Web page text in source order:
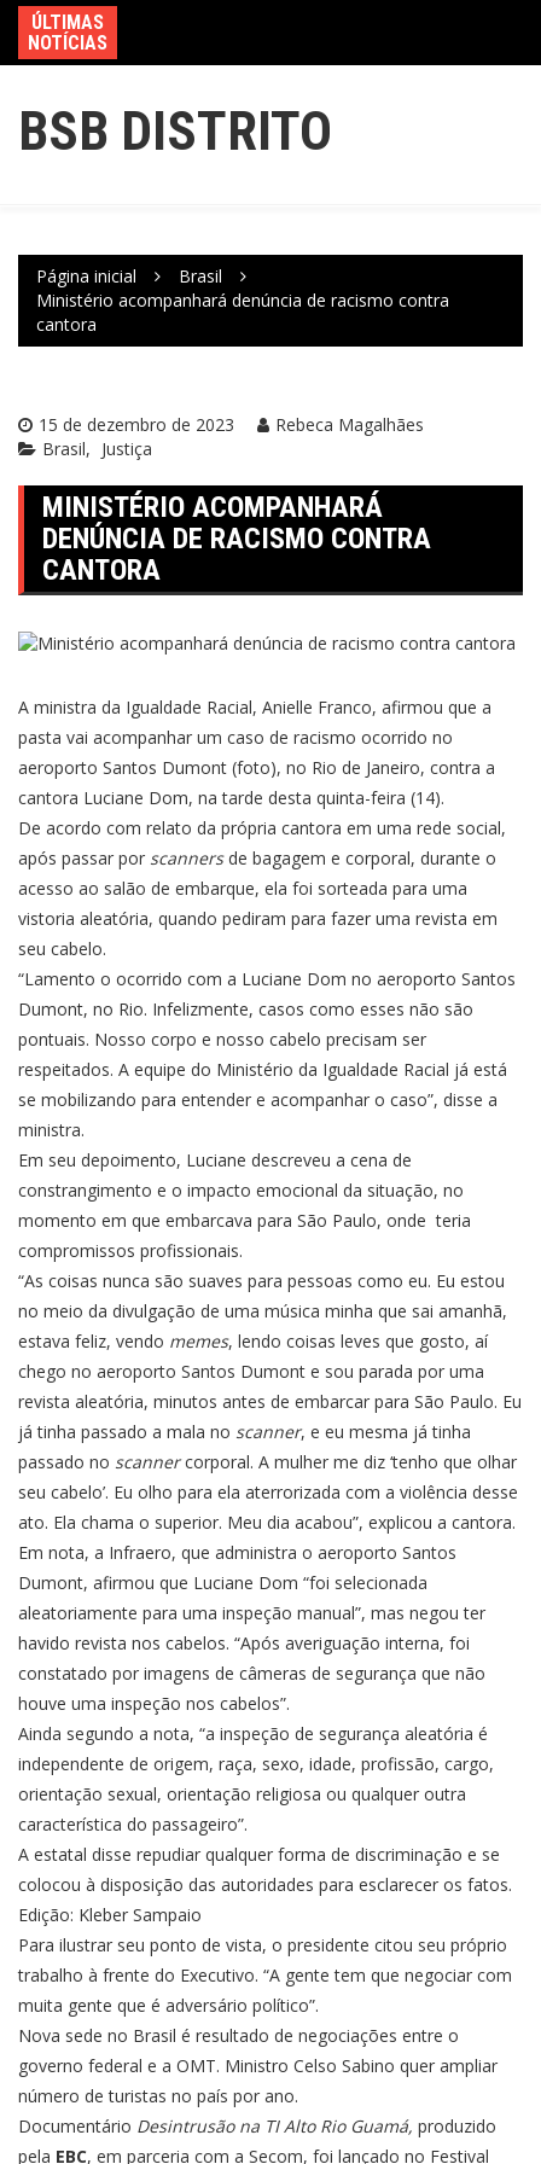
ÚLTIMAS
NOTÍCIAS
BSB DISTRITO
Página inicial
Brasil
Ministério acompanhará denúncia de racismo contra
cantora
15 de dezembro de 2023
Rebeca Magalhães
Brasil
Justiça
MINISTÉRIO ACOMPANHARÁ
DENÚNCIA DE RACISMO CONTRA
CANTORA
A ministra da Igualdade Racial, Anielle Franco, afirmou que a
pasta vai acompanhar um caso de racismo ocorrido no
aeroporto Santos Dumont (foto), no Rio de Janeiro, contra a
cantora Luciane Dom, na tarde desta quinta-feira (14).
De acordo com relato da própria cantora em uma rede social,
após passar por scannersde bagagem e corporal, durante o
acesso ao salão de embarque, ela foi sorteada para uma
vistoria aleatória, quando pediram para fazer uma revista em
seu cabelo.
“Lamento o ocorrido com a Luciane Dom no aeroporto Santos
Dumont, no Rio. Infelizmente, casos como esses não são
pontuais. Nosso corpo e nosso cabelo precisam ser
respeitados. A equipe do Ministério da Igualdade Racial já está
se mobilizando para entender e acompanhar o caso”, disse a
ministra.
Em seu depoimento, Luciane descreveu a cena de
constrangimento e o impacto emocional da situação, no
momento em que embarcava para São Paulo, onde teria
compromissos profissionais.
“As coisas nunca são suaves para pessoas como eu. Eu estou
no meio da divulgação de uma música minha que sai amanhã,
estava feliz, vendo memes, lendo coisas leves que gosto, aí
chego no aeroporto Santos Dumont e sou parada por uma
revista aleatória, minutos antes de embarcar para São Paulo. Eu
já tinha passado a mala no scanner, e eu mesma já tinha
passado no scannercorporal. A mulher me diz ‘tenho que olhar
seu cabelo’. Eu olho para ela aterrorizada com a violência desse
ato. Ela chama o superior. Meu dia acabou”, explicou a cantora.
Em nota, a Infraero, que administra o aeroporto Santos
Dumont, afirmou que Luciane Dom “foi selecionada
aleatoriamente para uma inspeção manual”, mas negou ter
havido revista nos cabelos. “Após averiguação interna, foi
constatado por imagens de câmeras de segurança que não
houve uma inspeção nos cabelos”.
Ainda segundo a nota, “a inspeção de segurança aleatória é
independente de origem, raça, sexo, idade, profissão, cargo,
orientação sexual, orientação religiosa ou qualquer outra
característica do passageiro”.
A estatal disse repudiar qualquer forma de discriminação e se
colocou à disposição das autoridades para esclarecer os fatos.
Edição: Kleber Sampaio
Para ilustrar seu ponto de vista, o presidente citou seu próprio
trabalho à frente do Executivo. “A gente tem que negociar com
muita gente que é adversário político”.
Nova sede no Brasil é resultado de negociações entre o
governo federal e a OMT. Ministro Celso Sabino quer ampliar
número de turistas no país por ano.
Documentário Desintrusão na TI Alto Rio Guamá, produzido
pela EBC, em parceria com a Secom, foi lançado no Festival